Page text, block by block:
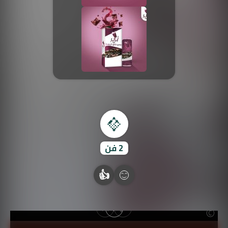
2فن
👍
صورة الغلاف من فن
SOUFIANE Abid